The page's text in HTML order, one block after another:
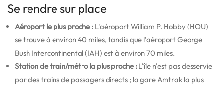
Se rendre sur place
Aéroport le plus proche : L'aéroport William P. Hobby (HOU)
se trouve à environ 40 miles, tandis que l'aéroport George
Bush Intercontinental (IAH) est à environ 70 miles.
Station de train/métro la plus proche : L'île n'est pas desservie
par des trains de passagers directs ; la gare Amtrak la plus